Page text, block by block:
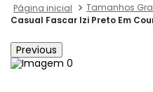
Tamanhos
Casual Fascar Izi Preto Em
Previous